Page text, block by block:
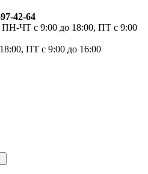
42-64
ПН-ЧТ с 9:00 до 18:00, ПТ с 9:00
ПТ с 9:00 до 16:00